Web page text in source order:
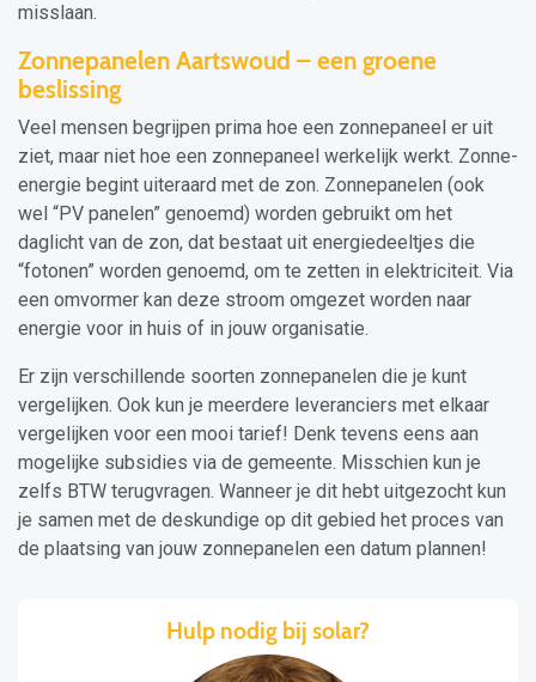
misslaan.
Zonnepanelen Aartswoud – een groene
beslissing
Veel mensen begrijpen prima hoe een zonnepaneel er uit
ziet, maar niet hoe een zonnepaneel werkelijk werkt. Zonne-
energie begint uiteraard met de zon. Zonnepanelen (ook
wel “PV panelen” genoemd) worden gebruikt om het
daglicht van de zon, dat bestaat uit energiedeeltjes die
“fotonen” worden genoemd, om te zetten in elektriciteit. Via
een omvormer kan deze stroom omgezet worden naar
energie voor in huis of in jouw organisatie.
Er zijn verschillende soorten zonnepanelen die je kunt
vergelijken. Ook kun je meerdere leveranciers met elkaar
vergelijken voor een mooi tarief! Denk tevens eens aan
mogelijke subsidies via de gemeente. Misschien kun je
zelfs BTW terugvragen. Wanneer je dit hebt uitgezocht kun
je samen met de deskundige op dit gebied het proces van
de plaatsing van jouw zonnepanelen een datum plannen!
Hulp nodig bij solar?